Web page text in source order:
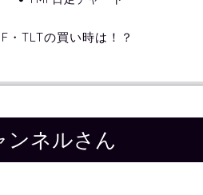
・TLTの買い時は！？
ンネルさん